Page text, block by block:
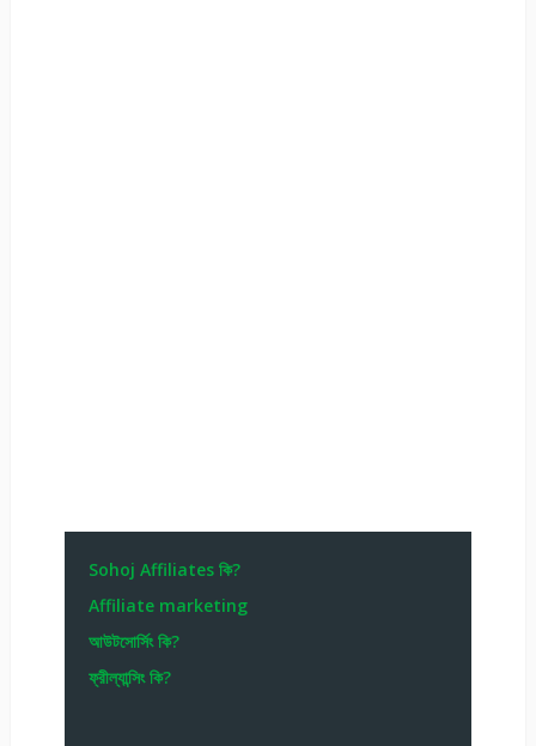
Sohoj Affiliates কি?
Affiliate marketing
আউটসোর্সিং কি?
ফ্রীল্যান্সিং কি?